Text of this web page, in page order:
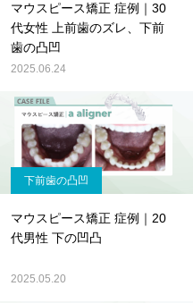
マウスピース矯正 症例｜30
代女性 上前歯のズレ、下前
歯の凸凹
2025.06.24
下前歯の凸凹
マウスピース矯正 症例｜20
代男性 下の凹凸
2025.05.20